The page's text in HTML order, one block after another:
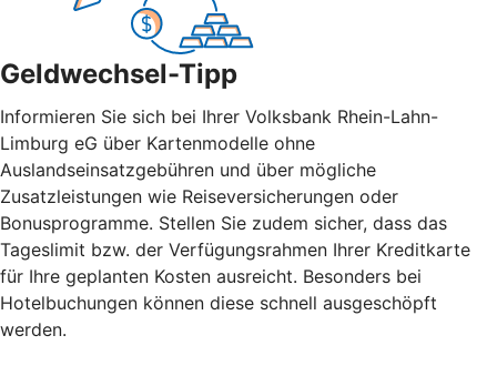
Geldwechsel-Tipp
Informieren Sie sich bei Ihrer Volksbank Rhein-Lahn-
Limburg eG über Kartenmodelle ohne
Auslandseinsatzgebühren und über mögliche
Zusatzleistungen wie Reiseversicherungen oder
Bonusprogramme. Stellen Sie zudem sicher, dass das
Tageslimit bzw. der Verfügungsrahmen Ihrer Kreditkarte
für Ihre geplanten Kosten ausreicht. Besonders bei
Hotelbuchungen können diese schnell ausgeschöpft
werden.